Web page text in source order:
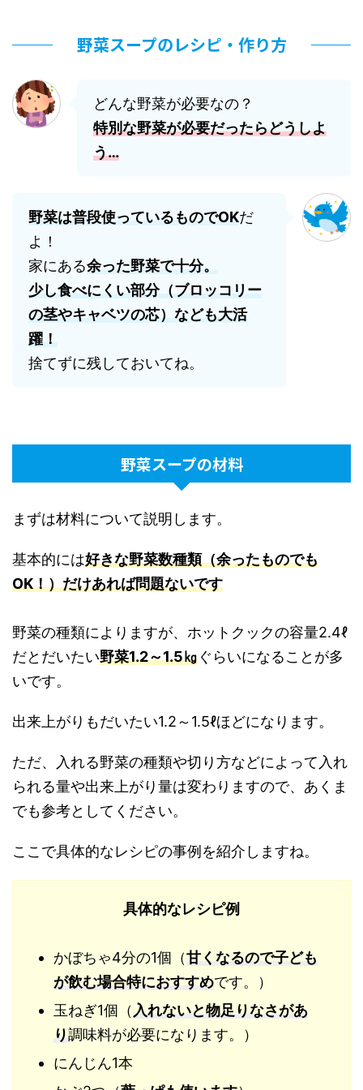
野菜スープのレシピ・作り方
どんな野菜が必要なの？
特別な野菜が必要だったらどうしよ
う…
野菜は普段使っているものでOKだ
よ！
家にある余った野菜で十分。
少し食べにくい部分（ブロッコリー
の茎やキャベツの芯）なども大活
躍！
捨てずに残しておいてね。
野菜スープの材料
まずは材料について説明します。
基本的には好きな野菜数種類（余ったものでも
OK！）だけあれば問題ないです
野菜の種類によりますが、ホットクックの容量2.4ℓ
だとだいたい野菜1.2～1.5㎏ぐらいになることが多
いです。
出来上がりもだいたい1.2～1.5ℓほどになります。
ただ、入れる野菜の種類や切り方などによって入れ
られる量や出来上がり量は変わりますので、あくま
でも参考としてください。
ここで具体的なレシピの事例を紹介しますね。
具体的なレシピ例
かぼちゃ4分の1個（甘くなるので子ども
が飲む場合特におすすめです。）
玉ねぎ1個（入れないと物足りなさがあ
り調味料が必要になります。）
にんじん1本